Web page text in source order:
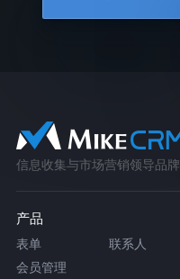
信息收集与市场营销领导品牌
产品
表单 联系人
会员管理